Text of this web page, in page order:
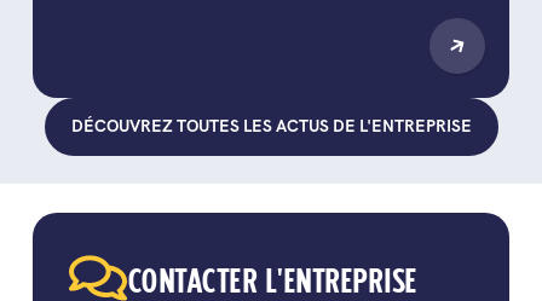
DÉCOUVREZ TOUTES LES ACTUS DE L'ENTREPRISE
CONTACTER L'ENTREPRISE